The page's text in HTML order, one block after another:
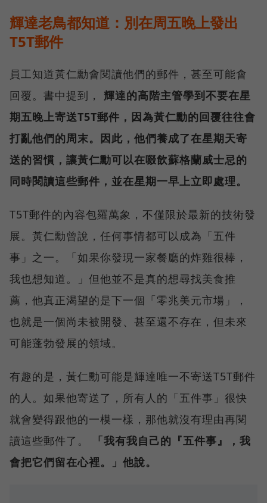
輝達老鳥都知道：別在周五晚上發出
T5T郵件
員工知道黃仁勳會閱讀他們的郵件，甚至可能會
回覆。書中提到， 輝達的高階主管學到不要在星
期五晚上寄送T5T郵件，因為黃仁勳的回覆往往會
打亂他們的周末。因此，他們養成了在星期天寄
送的習慣，讓黃仁勳可以在啜飲蘇格蘭威士忌的
同時閱讀這些郵件，並在星期一早上立即處理。
T5T郵件的內容包羅萬象，不僅限於最新的技術發
展。黃仁勳曾說，任何事情都可以成為「五件
事」之一。「如果你發現一家餐廳的炸雞很棒，
我也想知道。」但他並不是真的想尋找美食推
薦，他真正渴望的是下一個「零兆美元市場」，
也就是一個尚未被開發、甚至還不存在，但未來
可能蓬勃發展的領域。
有趣的是，黃仁勳可能是輝達唯一不寄送T5T郵件
的人。如果他寄送了，所有人的「五件事」很快
就會變得跟他的一模一樣，那他就沒有理由再閱
讀這些郵件了。
「我有我自己的『五件事』，我
會把它們留在心裡。」他說。